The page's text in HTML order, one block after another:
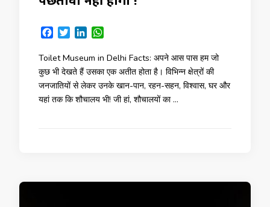
Facebook
TwitterLinkedIn
Toilet Museum in Delhi Facts: अपने आस पास हम जो
कुछ भी देखते हैं उसका एक अतीत होता है। विभिन्न क्षेत्रों की
जनजातियों से लेकर उनके खान-पान, रहन-सहन, विश्वास, घर और
यहां तक ​​कि शौचालय भी! जी हां, शौचालयों का …